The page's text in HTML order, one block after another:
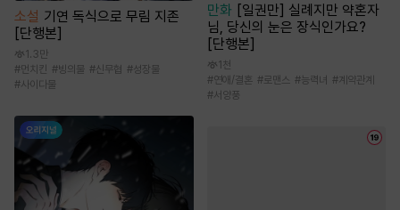
소설 기연 독식으로 무림 지존
[단행본]
1.3만
#먼치킨 #빙의물 #신무협 #성장물
#사이다물
만화 [일권만] 실례지만 약혼자
님, 당신의 눈은 장식인가요?
[단행본]
1천
#연애/결혼 #로맨스 #능력녀 #계약관계
#서양풍